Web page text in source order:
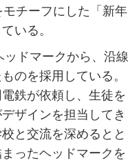
チーフにした「新年
いる。
ドマークから、沿線
のを採用している。
鉄が依頼し、生徒を
ザインを担当してき
と交流を深めるとと
ったヘッドマークを